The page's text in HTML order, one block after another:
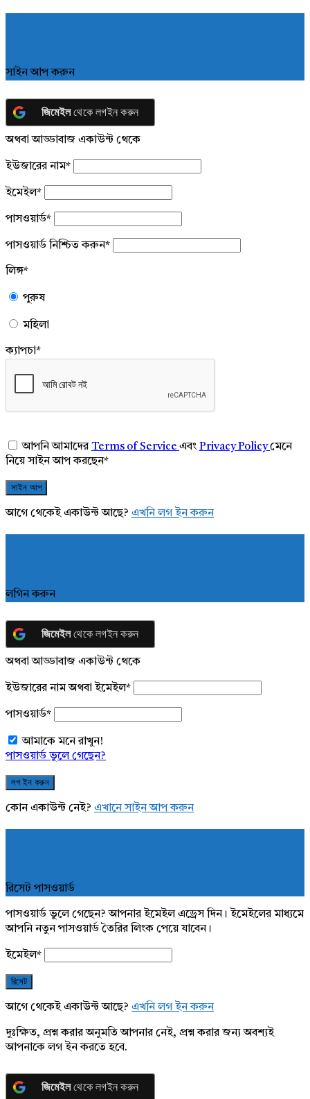
সাইন আপ করুন
জিমেইলথেকে লগইন করুন
অথবা আড্ডাবাজ একাউন্ট থেকে
ইউজারের নাম*
ইমেইল*
পাসওয়ার্ড*
পাসওয়ার্ড নিশ্চিত করুন*
লিঙ্গ*
পুরুষ
মহিলা
ক্যাপচা*
আপনি আমাদেরTerms of Service এবং Privacy Policyমেনে
নিয়ে সাইন আপ করছেন*
আগে থেকেই একাউন্ট আছে? এখনি লগ ইন করুন
লগিন করুন
জিমেইলথেকে লগইন করুন
অথবা আড্ডাবাজ একাউন্ট থেকে
ইউজারের নাম অথবা ইমেইল*
পাসওয়ার্ড*
আমাকে মনে রাখুন!
পাসওয়ার্ড ভুলে গেছেন?
কোন একাউন্ট নেই? এখানে সাইন আপ করুন
রিসেট পাসওয়ার্ড
পাসওয়ার্ড ভুলে গেছেন? আপনার ইমেইল এড্রেস দিন। ইমেইলের মাধ্যমে
আপনি নতুন পাসওয়ার্ড তৈরির লিংক পেয়ে যাবেন।
ইমেইল*
আগে থেকেই একাউন্ট আছে? এখনি লগ ইন করুন
দুঃক্ষিত, প্রশ্ন করার অনুমতি আপনার নেই, প্রশ্ন করার জন্য অবশ্যই
আপনাকে লগ ইন করতে হবে.
জিমেইলথেকে লগইন করুন